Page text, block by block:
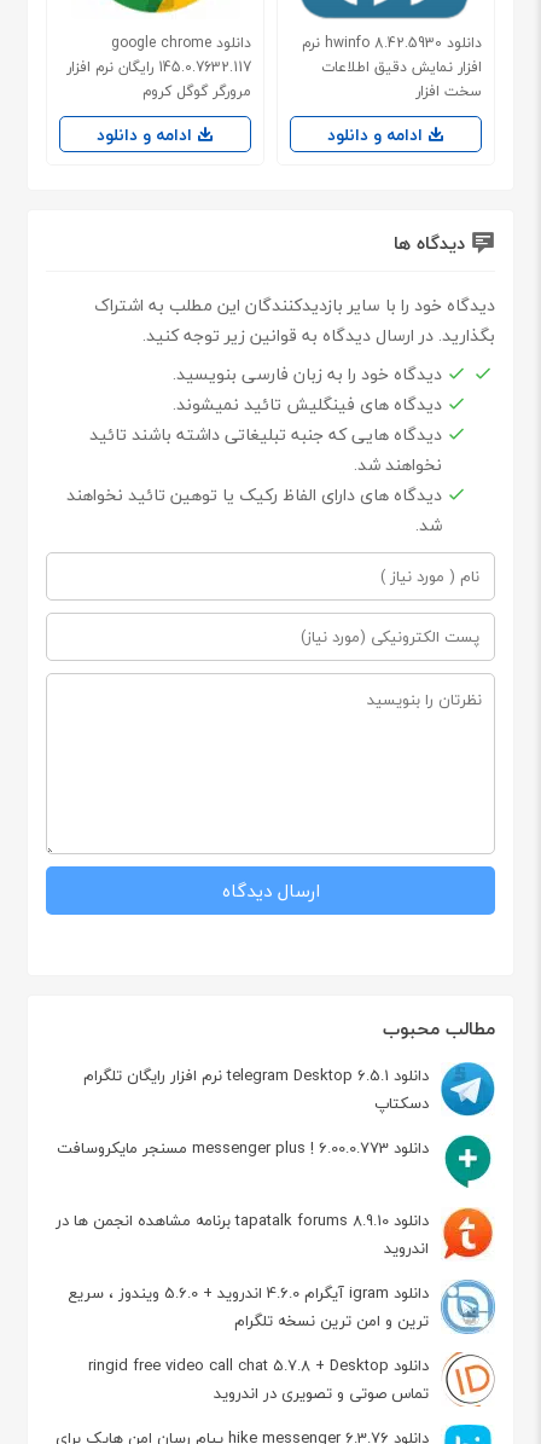
مطالب محبوب
دانلود telegram Desktop 6.5.1 نرم افزار رایگان تلگرام
دسکتاپ
دانلود messenger plus ! 6.00.0.773 مسنجر مایکروسافت
دانلود tapatalk forums 8.9.10 برنامه مشاهده انجمن ها در
اندروید
دانلود igram آیگرام 4.6.0 اندروید + 5.6.0 ویندوز ، سریع
ترین و امن ترین نسخه تلگرام
دانلود ringid free video call chat 5.7.8 + Desktop
تماس صوتی و تصویری در اندروید
دانلود hike messenger 6.3.76 پیام‌ رسان‌ امن هایک برای
دانلود hwinfo 8.42.5930 نرم
افزار نمایش دقیق اطلاعات
سخت افزار
ادامه و دانلود
دانلود google chrome
145.0.7632.117 رایگان نرم افزار
مرورگر گوگل کروم
ادامه و دانلود
دیدگاه ها
دیدگاه خود را با سایر بازدیدکنندگان این مطلب به اشتراک
بگذارید. در ارسال دیدگاه به قوانین زیر توجه کنید.
دیدگاه خود را به زبان فارسی بنویسید.
دیدگاه های فینگلیش تائید نمیشوند.
دیدگاه هایی که جنبه تبلیغاتی داشته باشند تائید
نخواهند شد.
دیدگاه های دارای الفاظ رکیک یا توهین تائید نخواهند
شد.